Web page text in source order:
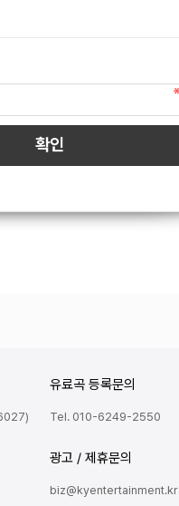
유료곡 등록문의
Tel. 010-6249-2550
광고 / 제휴문의
biz@kyentertainment.kr